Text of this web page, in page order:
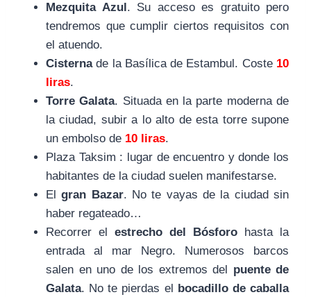
Mezquita Azul. Su acceso es gratuito pero
tendremos que cumplir ciertos requisitos con
el atuendo.
Cisternade la Basílica de Estambul. Coste 10
liras.
Torre Galata. Situada en la parte moderna de
la ciudad, subir a lo alto de esta torre supone
un embolso de 10 liras.
Plaza Taksim : lugar de encuentro y donde los
habitantes de la ciudad suelen manifestarse.
Elgran Bazar. No te vayas de la ciudad sin
haber regateado…
Recorrer el estrecho del Bósforo hasta la
entrada al mar Negro. Numerosos barcos
salen en uno de los extremos del puente de
Galata. No te pierdas el bocadillo de caballa